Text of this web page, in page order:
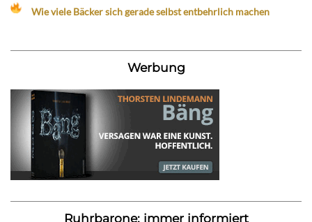
Wie viele Bäcker sich gerade selbst entbehrlich machen
Werbung
Ruhrbarone: immer informiert